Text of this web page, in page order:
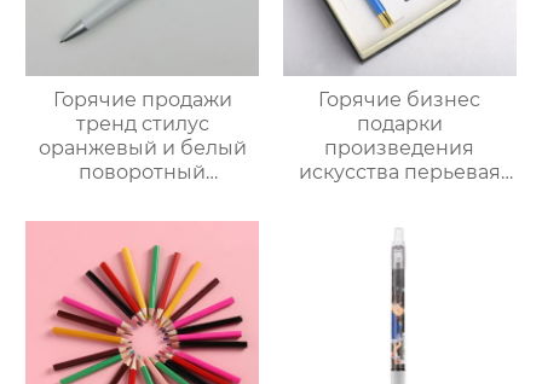
Горячие продажи
тренд стилус
оранжевый и белый
поворотный
Горячие бизнес
подарки
произведения
искусства перьевая
перьевая ручка
подарочная коробка